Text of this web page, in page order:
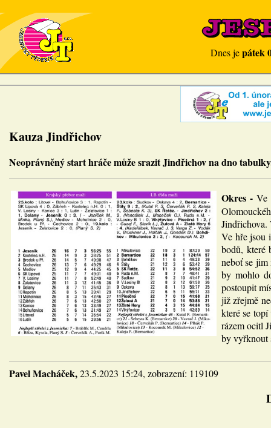
Dnes jepátek
Kauza Jindřichov
Neoprávněný start hráče může srazit Jindřichov na dno
Okres - Ve
Ve hře jsou
bodů, které
neboť se jim
by mohlo
postoupit
již zřejmě
které se
rázem ocitl
by vyřknout
Pavel Macháček,23.5.2023 15:24, zobrazení: 119109